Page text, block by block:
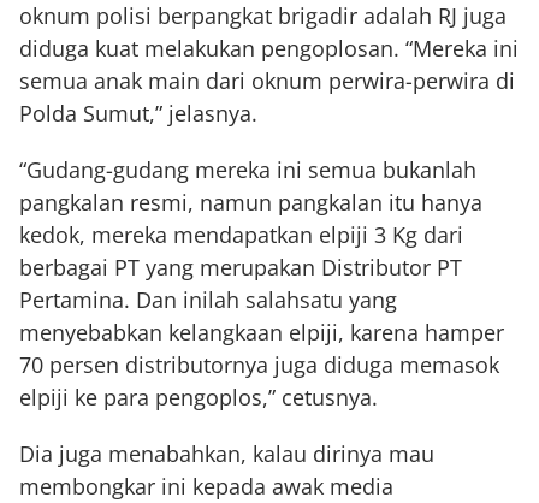
oknum polisi berpangkat brigadir adalah RJ juga
diduga kuat melakukan pengoplosan. “Mereka ini
semua anak main dari oknum perwira-perwira di
Polda Sumut,” jelasnya.
“Gudang-gudang mereka ini semua bukanlah
pangkalan resmi, namun pangkalan itu hanya
kedok, mereka mendapatkan elpiji 3 Kg dari
berbagai PT yang merupakan Distributor PT
Pertamina. Dan inilah salahsatu yang
menyebabkan kelangkaan elpiji, karena hamper
70 persen distributornya juga diduga memasok
elpiji ke para pengoplos,” cetusnya.
Dia juga menabahkan, kalau dirinya mau
membongkar ini kepada awak media